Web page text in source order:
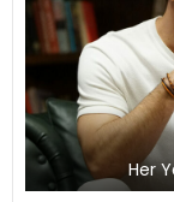
Her